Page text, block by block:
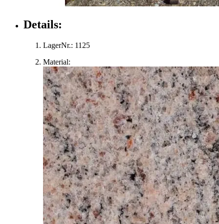
Details:
LagerNr.: 1125
Material: